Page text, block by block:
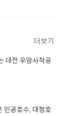
더보기
대전 우암사적공
인공호수, 대청호